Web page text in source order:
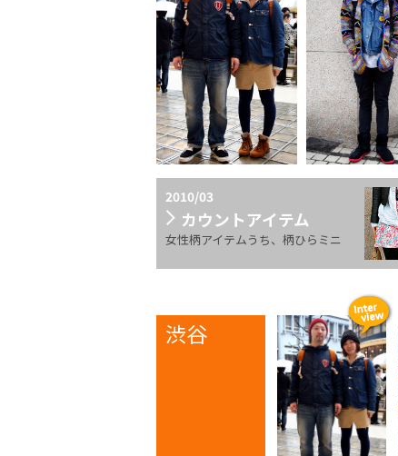
2010/03
カウントアイテム
女性柄アイテムうち、柄ひらミニ
渋谷